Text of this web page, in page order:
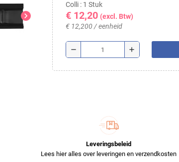
chevron_right
Colli : 1 Stuk
€ 12,20 (excl. Btw)
€ 12,200 / eenheid
remove add
Leveringsbeleid
Lees hier alles over leveringen en verzendkosten